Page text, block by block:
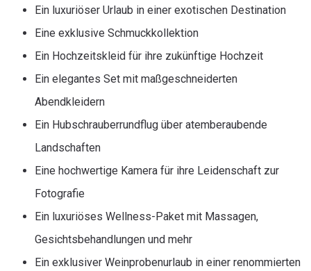
Ein luxuriöser Urlaub in einer exotischen Destination
Eine exklusive Schmuckkollektion
Ein Hochzeitskleid für ihre zukünftige Hochzeit
Ein elegantes Set mit maßgeschneiderten
Abendkleidern
Ein Hubschrauberrundflug über atemberaubende
Landschaften
Eine hochwertige Kamera für ihre Leidenschaft zur
Fotografie
Ein luxuriöses Wellness-Paket mit Massagen,
Gesichtsbehandlungen und mehr
Ein exklusiver Weinprobenurlaub in einer renommierten